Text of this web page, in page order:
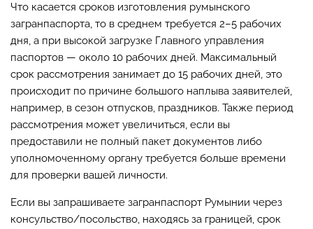
Что касается сроков изготовления румынского
загранпаспорта, то в среднем требуется 2–5 рабочих
дня, а при высокой загрузке Главного управления
паспортов — около 10 рабочих дней. Максимальный
срок рассмотрения занимает до 15 рабочих дней, это
происходит по причине большого наплыва заявителей,
например, в сезон отпусков, праздников. Также период
рассмотрения может увеличиться, если вы
предоставили не полный пакет документов либо
уполномоченному органу требуется больше времени
для проверки вашей личности.
Если вы запрашиваете загранпаспорт Румынии через
консульство/посольство, находясь за границей, срок